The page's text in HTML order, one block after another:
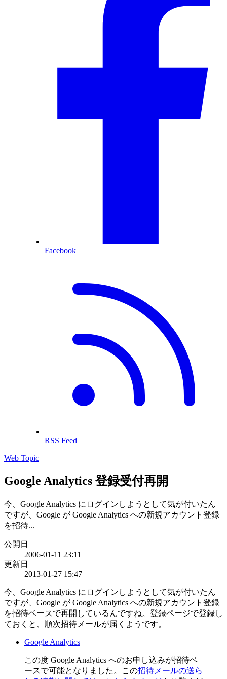
Facebook
RSS Feed
Web Topic
Google Analytics 登録受付再開
今、Google Analytics にログインしようとして気が付いたん
ですが、Google が Google Analytics への新規アカウント登録
を招待...
公開日
2006-01-11 23:11
更新日
2013-01-27 15:47
今、Google Analytics にログインしようとして気が付いたん
ですが、Google が Google Analytics への新規アカウント登録
を招待ベースで再開しているんですね。登録ページで登録し
ておくと、順次招待メールが届くようです。
Google Analytics
この度 Google Analytics へのお申し込みが招待ベ
ースで可能となりました。この招待メールの送ら